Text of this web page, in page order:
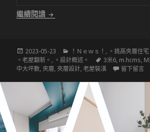
繼續閱讀 〔挑高夾層設計〕遠眺山河景
發
佈
於
2023-05-23
分
類
！Ｎｅｗｓ！ , 。挑高夾層住宅
。老屋翻新。 , 。設計概述。
標
籤
3米6, m.hcms,
中大坪數,夾層,夾層設計,老屋裝潢 留下留言